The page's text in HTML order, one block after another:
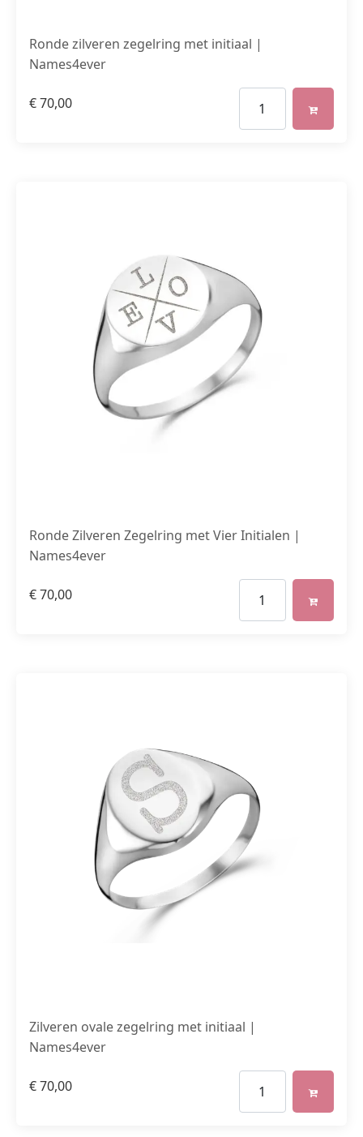
Ronde zilveren zegelring met initiaal |
Names4ever
€70,00
Ronde Zilveren Zegelring met Vier Initialen |
Names4ever
€70,00
Zilveren ovale zegelring met initiaal |
Names4ever
€70,00